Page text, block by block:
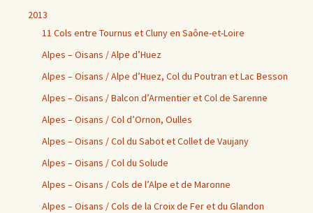
2013
11 Cols entre Tournus et Cluny en Saône-et-Loire
Alpes – Oisans / Alpe d’Huez
Alpes – Oisans / Alpe d’Huez, Col du Poutran et Lac Besson
Alpes – Oisans / Balcon d’Armentier et Col de Sarenne
Alpes – Oisans / Col d’Ornon, Oulles
Alpes – Oisans / Col du Sabot et Collet de Vaujany
Alpes – Oisans / Col du Solude
Alpes – Oisans / Cols de l’Alpe et de Maronne
Alpes – Oisans / Cols de la Croix de Fer et du Glandon